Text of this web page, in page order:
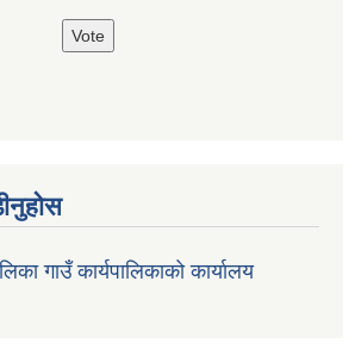
गाउँ कार्यपालिकाको कार्यालय